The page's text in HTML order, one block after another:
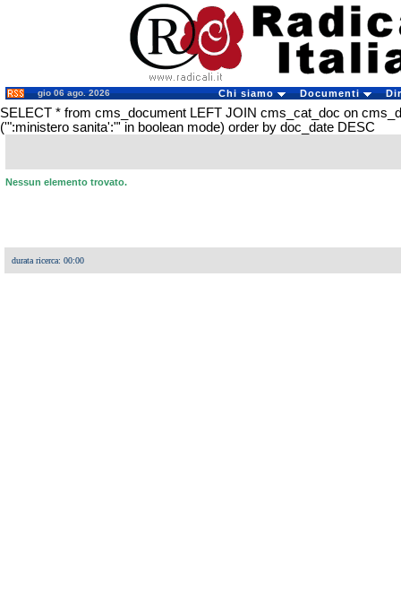
gio 06 ago. 2026 Chi siamo Documenti
SELECT * from cms_document LEFT JOIN cms_cat_doc on
('":ministero sanita':"' in boolean mode) order by doc_date DESC
Nessun elemento trovato.
durata ricerca: 00:00